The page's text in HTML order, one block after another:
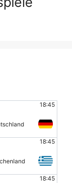
18:45
18:45
18:45